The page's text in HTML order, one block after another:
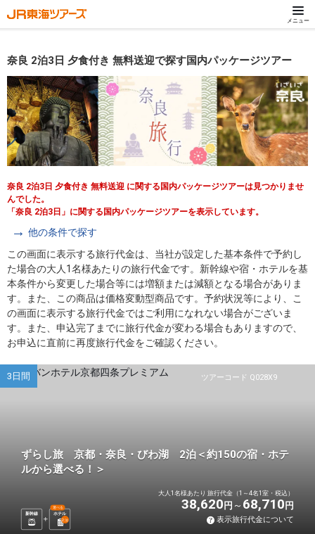
メニュー
奈良 2泊3日 夕食付き 無料送迎で探す国内パッケージツアー
奈良 2泊3日 夕食付き 無料送迎 に関する国内パッケージツアーは見つかりませ
んでした。
「奈良 2泊3日」に関する国内パッケージツアーを表示しています。
他の条件で探す
この画面に表示する旅行代金は、当社が設定した基本条件で予約し
た場合の大人1名様あたりの旅行代金です。新幹線や宿・ホテルを基
本条件から変更した場合等には増額または減額となる場合がありま
す。また、この商品は価格変動型商品です。予約状況等により、こ
の画面に表示する旅行代金ではご利用になれない場合がございま
す。また、申込完了までに旅行代金が変わる場合もありますので、
お申込に直前に再度旅行代金をご確認ください。
ツアーコード Q028X9
3日間
ずらし旅 京都・奈良・びわ湖 2泊＜約150の宿・ホテ
ルから選べる！＞
新幹線 ホテル
選べる
2泊
大人1名様あたり 旅行代金（1～4名1室・税込）
38,620 円 68,710 円
表示旅行代金について